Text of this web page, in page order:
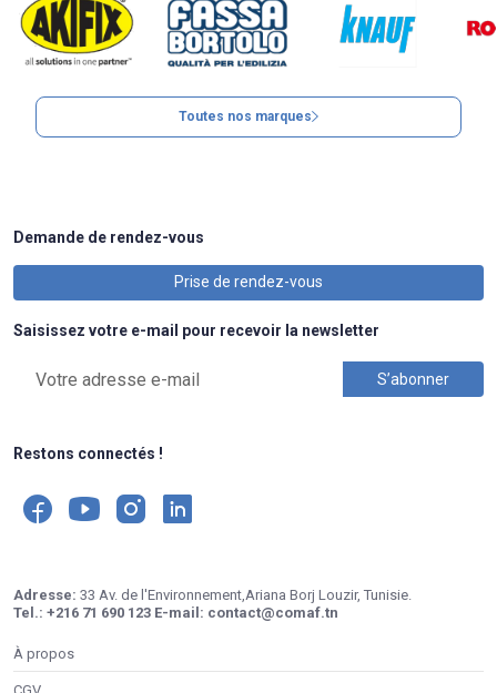
Toutes nos marques
Demande de rendez-vous
Prise de rendez-vous
Saisissez votre e-mail pour recevoir la newsletter
Restons connectés !
Adresse: 33 Av. de l'Environnement,Ariana Borj Louzir, Tunisie.
Tel.: +216 71 690 123 E-mail: contact@comaf.tn
À propos